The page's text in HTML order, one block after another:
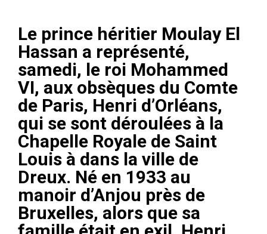
Le prince héritier Moulay El
Hassan a représenté,
samedi, le roi Mohammed
VI, aux obsèques du Comte
de Paris, Henri d’Orléans,
qui se sont déroulées à la
Chapelle Royale de Saint
Louis à dans la ville de
Dreux. Né en 1933 au
manoir d’Anjou près de
Bruxelles, alors que sa